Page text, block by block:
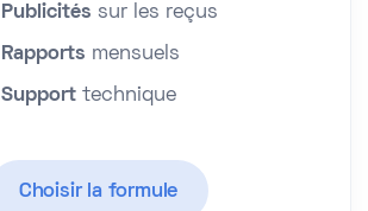
Publicités sur les reçus
Rapports mensuels
Supporttechnique
Choisir la formule